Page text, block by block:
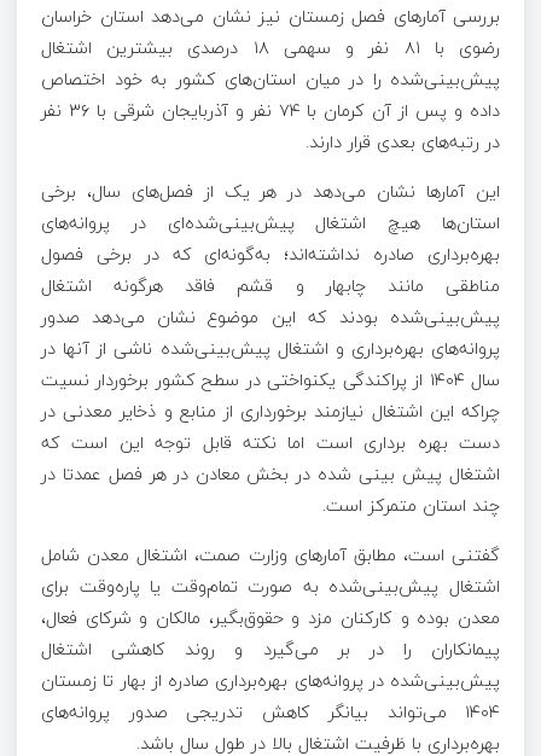
بررسی آمارهای فصل زمستان نیز نشان می‌دهد استان خراسان
رضوی با ۸۱ نفر و سهمی ۱۸ درصدی بیشترین اشتغال
پیش‌بینی‌شده را در میان استان‌های کشور به خود اختصاص
داده و پس از آن کرمان با ۷۴ نفر و آذربایجان شرقی با ۳۶ نفر
در رتبه‌های بعدی قرار دارند.
این آمارها نشان می‌دهد در هر یک از فصل‌های سال، برخی
استان‌ها هیچ اشتغال پیش‌بینی‌شده‌ای در پروانه‌های
بهره‌برداری صادره نداشته‌اند؛ به‌گونه‌ای که در برخی فصول
مناطقی مانند چابهار و قشم فاقد هرگونه اشتغال
پیش‌بینی‌شده بودند که این موضوع نشان می‌دهد صدور
پروانه‌های بهره‌برداری و اشتغال پیش‌بینی‌شده ناشی از آنها در
سال ۱۴۰۴ از پراکندگی یکنواختی در سطح کشور برخوردار نسیت
چراکه این اشتغال نیازمند برخورداری از منابع و ذخایر معدنی در
دست بهره برداری است اما نکته قابل توجه این است که
اشتغال پیش بینی شده در بخش معادن در هر فصل عمدتا در
چند استان متمرکز است.
گفتنی است، مطابق آمارهای وزارت صمت، اشتغال معدن شامل
اشتغال پیش‌بینی‌شده به صورت تمام‌وقت یا پاره‌وقت برای
معدن بوده و کارکنان مزد و حقوق‌بگیر، مالکان و شرکای فعال،
پیمانکاران را در بر می‌گیرد و روند کاهشی اشتغال
پیش‌بینی‌شده در پروانه‌های بهره‌برداری صادره از بهار تا زمستان
۱۴۰۴ می‌تواند بیانگر کاهش تدریجی صدور پروانه‌های
بهره‌برداری با ظرفیت اشتغال بالا در طول سال باشد.